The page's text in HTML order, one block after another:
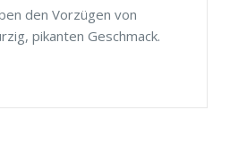
den Vorzügen von
pikanten Geschmack.